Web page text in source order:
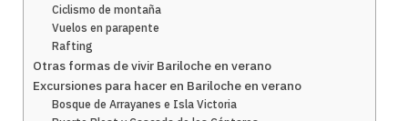
Ciclismo de montaña
Vuelos en parapente
Rafting
Otras formas de vivir Bariloche en verano
Excursiones para hacer en Bariloche en verano
Bosque de Arrayanes e Isla Victoria